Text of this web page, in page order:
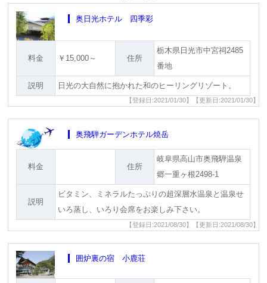
奥日光ホテル 四季彩
料金 ￥15,000～ 住所
栃木県日光市中宮祠2485
番地
説明 日光の大自然に抱かれた和のヒーリングリゾート。
【登録日:2021/01/30】【更新日:2021/01/30】
奥飛騨ガーデンホテル焼岳
料金 住所
岐阜県高山市奥飛騨温泉
郷一重ヶ根2498-1
説明
ビタミン、ミネラルたっぷりの超深層水温泉と温泉せ
いろ蒸し、いろり会席をお楽しみ下さい。
【登録日:2021/08/30】【更新日:2021/08/30】
囲炉裏の宿 小鹿荘